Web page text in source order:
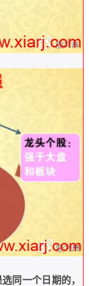
同一个日期的，